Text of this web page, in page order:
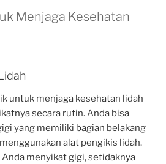
Menjaga Kesehatan
untuk menjaga kesehatan lidah
secara rutin. Anda bisa
yang memiliki bagian belakang
alat pengikis lidah.
menyikat gigi, setidaknya